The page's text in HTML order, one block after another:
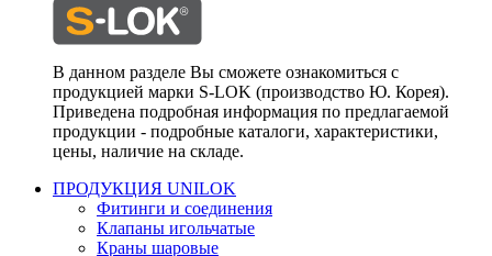
В данном разделе Вы сможете ознакомиться с
продукцией марки S-LOK (производство Ю. Корея).
Приведена подробная информация по предлагаемой
продукции - подробные каталоги, характеристики,
цены, наличие на складе.
ПРОДУКЦИЯ UNILOK
Фитинги и соединения
Клапаны игольчатые
Краны шаровые